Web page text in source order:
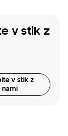
v stik z
v stik z
nami